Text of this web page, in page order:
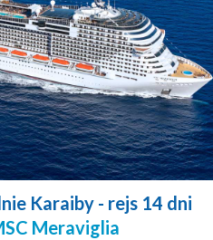
Karaiby - rejs 14 dni
Meraviglia